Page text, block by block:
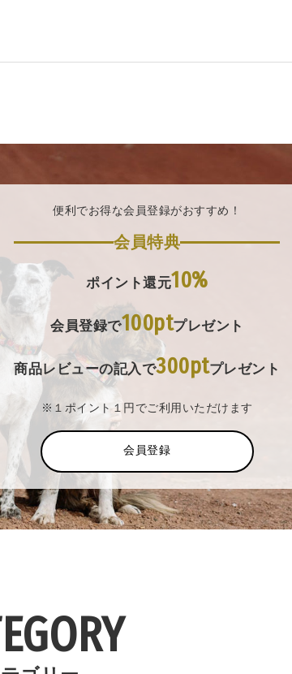
便利でお得な会員登録がおすすめ！
会員特典
ポイント還元10%
会員登録で100ptプレゼント
商品レビューの記入で300ptプレゼント
※１ポイント１円でご利用いただけます
会員登録